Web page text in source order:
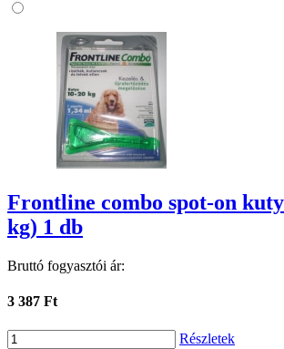
Frontline combo spot-on
kg) 1 db
Bruttó fogyasztói ár:
3 387 Ft
Részletek